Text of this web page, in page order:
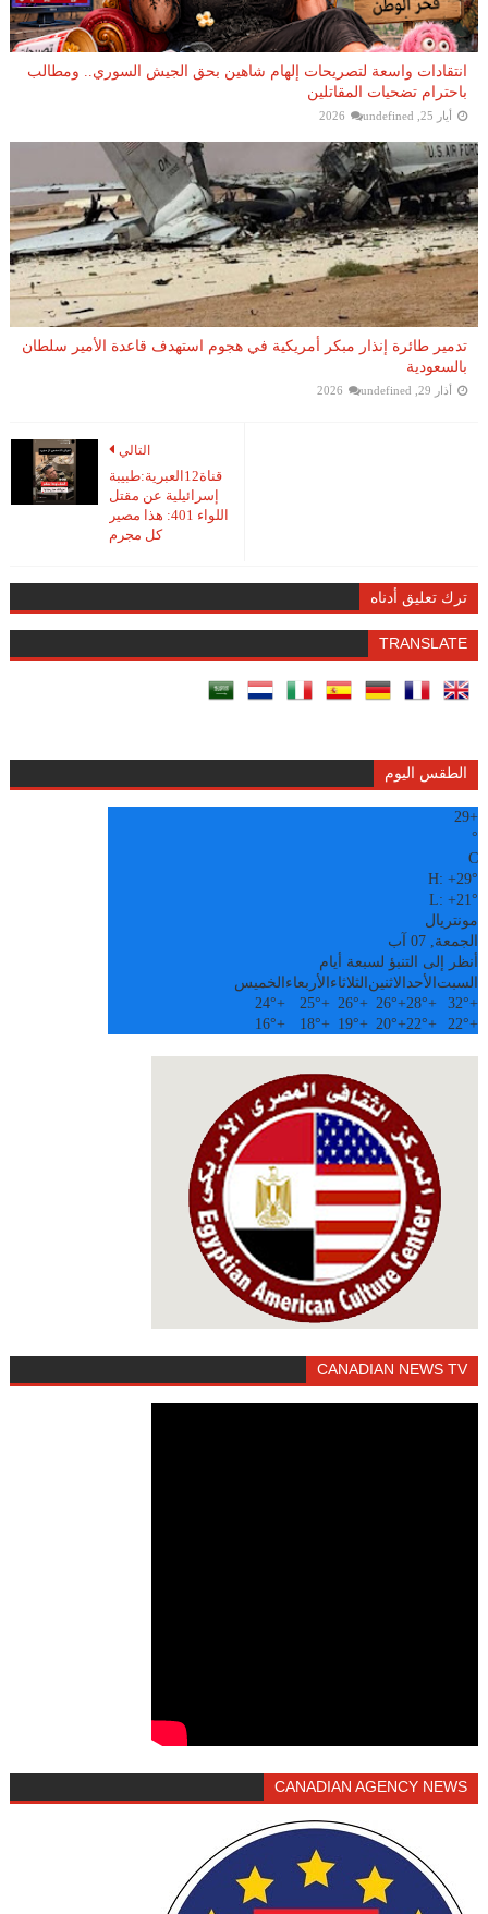
انتقادات واسعة لتصريحات إلهام شاهين بحق الجيش السوري.. ومطالب
باحترام تضحيات المقاتلين
أيار 25, 2026 undefined
تدمير طائرة إنذار مبكر أمريكية في هجوم استهدف قاعدة الأمير سلطان
بالسعودية
أذار 29, 2026 undefined
التالي
قناة12العبرية:طبيبة
إسرائيلية عن مقتل
اللواء 401: هذا مصير
كل مجرم
ترك تعليق أدناه
TRANSLATE
الطقس اليوم
+
29
°
C
H:+29°
L:+21°
مونتريال
الجمعة, 07 آب
أنظر إلى التنبؤ لسبعة أيام
السبت الأحدالاثنين الثلاثاء الأربعاء الخميس
+
32°
+
28°
+
26°
+
26°
+
25°
+
24°
+
22°
+
22°
+
20°
+
19°
+
18°
+
16°
CANADIAN NEWS TV
CANADIAN AGENCY NEWS